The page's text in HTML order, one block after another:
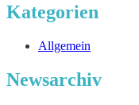
Kategorien
Allgemein
Newsarchiv